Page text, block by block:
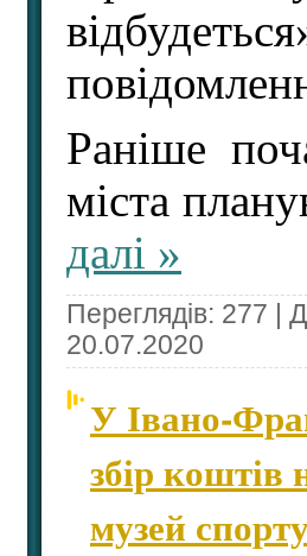
Раніше
міста
далі »
Переглядів: 277 |
20.07.2020
У Івано-
збір коштів
музей